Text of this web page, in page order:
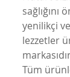
sağlığını
yenilikçi
lezzetler
Tüm